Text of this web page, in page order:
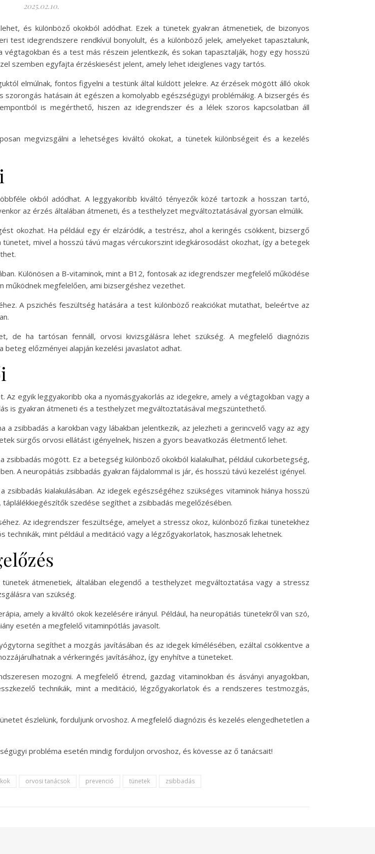
2025.02.10.
és különböző okokból adódhat. Ezek a tünetek gyakran átmenetiek, de bizonyos
test idegrendszere rendkívül bonyolult, és a különböző jelek, amelyeket tapasztalunk,
és a test más részein jelentkezik, és sokan tapasztalják, hogy egy hosszú
szemben egyfajta érzéskiesést jelent, amely lehet ideiglenes vagy tartós.
elmúlnak, fontos figyelni a testünk által küldött jelekre. Az érzések mögött álló okok
hatásain át egészen a komolyabb egészségügyi problémákig. A bizsergés és
is megérthető, hiszen az idegrendszer és a lélek szoros kapcsolatban áll
megvizsgálni a lehetséges kiváltó okokat, a tünetek különbségeit és a kezelés
okból adódhat. A leggyakoribb kiváltó tényezők közé tartozik a hosszan tartó,
az érzés általában átmeneti, és a testhelyzet megváltoztatásával gyorsan elmúlik.
okozhat. Ha például egy ér elzáródik, a testrész, ahol a keringés csökkent, bizsergő
mivel a hosszú távú magas vércukorszint idegkárosodást okozhat, így a betegek
Különösen a B-vitaminok, mint a B12, fontosak az idegrendszer megfelelő működése
működnek megfelelően, ami bizsergéshez vezethet.
A pszichés feszültség hatására a test különböző reakciókat mutathat, beleértve az
de ha tartósan fennáll, orvosi kivizsgálásra lehet szükség. A megfelelő diagnózis
előzményei alapján kezelési javaslatot adhat.
egyik leggyakoribb oka a nyomásgyakorlás az idegekre, amely a végtagokban vagy a
is gyakran átmeneti és a testhelyzet megváltoztatásával megszüntethető.
a zsibbadás a karokban vagy lábakban jelentkezik, az jelezheti a gerincvelő vagy az agy
sürgős orvosi ellátást igényelnek, hiszen a gyors beavatkozás életmentő lehet.
mögött. Ez a betegség különböző okokból kialakulhat, például cukorbetegség,
A neuropátiás zsibbadás gyakran fájdalommal is jár, és hosszú távú kezelést igényel.
kialakulásában. Az idegek egészségéhez szükséges vitaminok hiánya hosszú
szedése segíthet a zsibbadás megelőzésében.
Az idegrendszer feszültsége, amelyet a stressz okoz, különböző fizikai tünetekhez
mint például a meditáció vagy a légzőgyakorlatok, hasznosak lehetnek.
átmenetiek, általában elegendő a testhelyzet megváltoztatása vagy a stressz
van szükség.
amely a kiváltó okok kezelésére irányul. Például, ha neuropátiás tünetekről van szó,
esetén a megfelelő vitaminpótlás javasolt.
segíthet a mozgás javításában és az idegek kímélésében, ezáltal csökkentve a
a vérkeringés javításához, így enyhítve a tüneteket.
mozogni. A megfelelő étrend, gazdag vitaminokban és ásványi anyagokban,
technikák, mint a meditáció, légzőgyakorlatok és a rendszeres testmozgás,
észlelünk, forduljunk orvoshoz. A megfelelő diagnózis és kezelés elengedhetetlen a
probléma esetén mindig forduljon orvoshoz, és kövesse az ő tanácsait!
orvosi tanácsok prevenció tünetek zsibbadás